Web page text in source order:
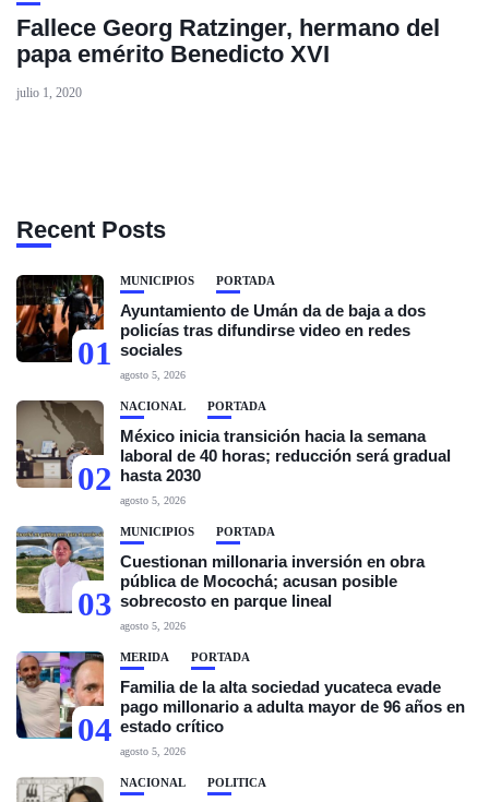
Fallece Georg Ratzinger, hermano del
papa emérito Benedicto XVI
julio 1, 2020
Recent Posts
01
MUNICIPIOS PORTADA
Ayuntamiento de Umán da de baja a dos
policías tras difundirse video en redes
sociales
agosto 5, 2026
02
NACIONAL PORTADA
México inicia transición hacia la semana
laboral de 40 horas; reducción será gradual
hasta 2030
agosto 5, 2026
03
MUNICIPIOS PORTADA
Cuestionan millonaria inversión en obra
pública de Mocochá; acusan posible
sobrecosto en parque lineal
agosto 5, 2026
04
MÉRIDA PORTADA
Familia de la alta sociedad yucateca evade
pago millonario a adulta mayor de 96 años en
estado crítico
agosto 5, 2026
NACIONAL POLÍTICA